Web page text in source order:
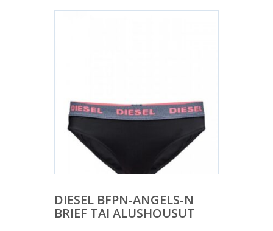
DIESEL BFPN-ANGELS-N
BRIEF TAI ALUSHOUSUT